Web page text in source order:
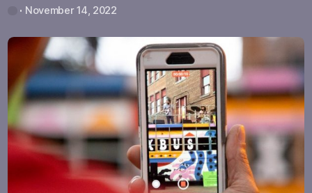
November 14, 2022